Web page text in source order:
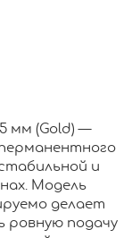
мм (Gold) —
и
Модель
делает
ровную подачу